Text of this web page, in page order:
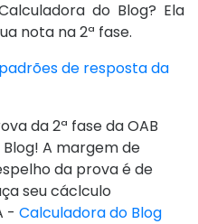
do Blog? Ela
nota na 2ª fase.
da 2ª fase da OAB
A margem de
da prova é de
seu cáclculo
- Calculadora do Blog